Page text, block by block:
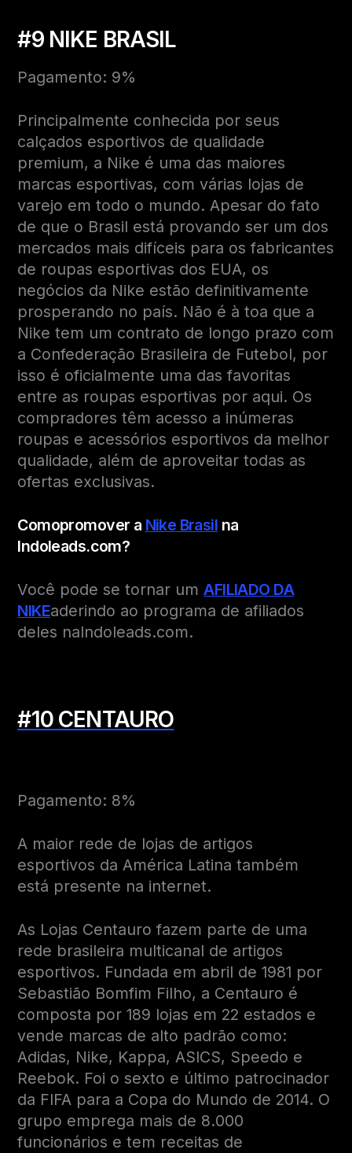
#9 NIKE BRASIL
Pagamento: 9%
Principalmente conhecida por seus
calçados esportivos de qualidade
premium, a Nike é uma das maiores
marcas esportivas, com várias lojas de
varejo em todo o mundo. Apesar do fato
de que o Brasil está provando ser um dos
mercados mais difíceis para os fabricantes
de roupas esportivas dos EUA, os
negócios da Nike estão definitivamente
prosperando no país. Não é à toa que a
Nike tem um contrato de longo prazo com
a Confederação Brasileira de Futebol, por
isso é oficialmente uma das favoritas
entre as roupas esportivas por aqui. Os
compradores têm acesso a inúmeras
roupas e acessórios esportivos da melhor
qualidade, além de aproveitar todas as
ofertas exclusivas.
Comopromover a Nike Brasil na
Indoleads.com?
Você pode se tornar umAFILIADO DA
NIKEaderindo ao programa de afiliados
deles naIndoleads.com.
#10 CENTAURO
Pagamento: 8%
A maior rede de lojas de artigos
esportivos da América Latina também
está presente na internet.
As Lojas Centauro fazem parte de uma
rede brasileira multicanal de artigos
esportivos. Fundada em abril de 1981 por
Sebastião Bomfim Filho, a Centauro é
composta por 189 lojas em 22 estados e
vende marcas de alto padrão como:
Adidas, Nike, Kappa, ASICS, Speedo e
Reebok. Foi o sexto e último patrocinador
da FIFA para a Copa do Mundo de 2014. O
grupo emprega mais de 8.000
funcionários e tem receitas de